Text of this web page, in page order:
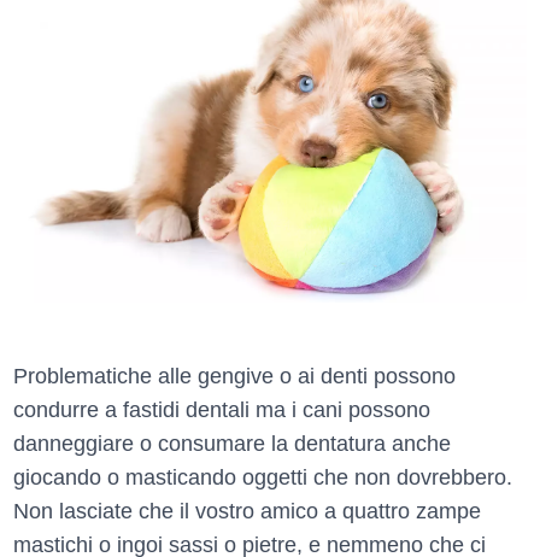
Problematiche alle gengive o ai denti possono
condurre a fastidi dentali ma i cani possono
danneggiare o consumare la dentatura anche
giocando o masticando oggetti che non dovrebbero.
Non lasciate che il vostro amico a quattro zampe
mastichi o ingoi sassi o pietre, e nemmeno che ci